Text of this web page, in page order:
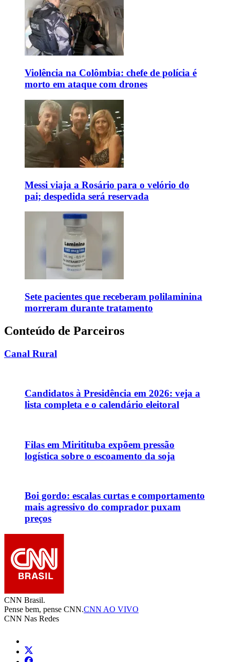
Violência na Colômbia: chefe de polícia é
morto em ataque com drones
Messi viaja a Rosário para o velório do
pai; despedida será reservada
Sete pacientes que receberam polilaminina
morreram durante tratamento
Conteúdo de Parceiros
Canal Rural
Candidatos à Presidência em 2026: veja a
lista completa e o calendário eleitoral
Filas em Miritituba expõem pressão
logística sobre o escoamento da soja
Boi gordo: escalas curtas e comportamento
mais agressivo do comprador puxam
preços
CNN Brasil.
Pense bem, pense CNN.CNN AO VIVO
CNN Nas Redes